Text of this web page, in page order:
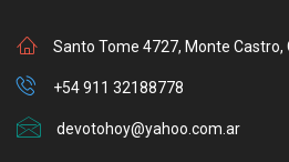
Santo Tome 4727, Monte Castro,
+54 911 32188778
devotohoy@yahoo.com.ar